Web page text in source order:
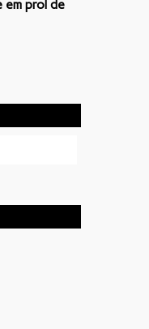
prol de